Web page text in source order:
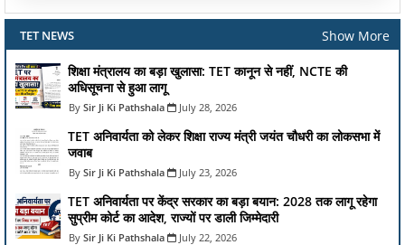
TET NEWS Show More
शिक्षा मंत्रालय का बड़ा खुलासा: TET कानून से नहीं, NCTE की
अधिसूचना से हुआ लागू
Sir Ji Ki Pathshala July 28, 2026
TET अनिवार्यता को लेकर शिक्षा राज्य मंत्री जयंत चौधरी का लोकसभा में
जवाब
Sir Ji Ki Pathshala July 23, 2026
TET अनिवार्यता पर केंद्र सरकार का बड़ा बयान: 2028 तक लागू रहेगा
सुप्रीम कोर्ट का आदेश, राज्यों पर डाली जिम्मेदारी
Sir Ji Ki Pathshala July 22, 2026